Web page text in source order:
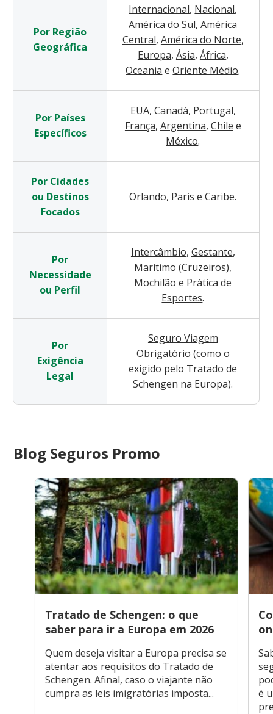
Por Região
Geográfica
Internacional, Nacional,
América do Sul, América
Central, América do Norte,
Europa, Ásia, África,
Oceania e Oriente Médio.
Por Países
Específicos
EUA, Canadá, Portugal,
França, Argentina, Chile e
México.
Por Cidades
ou Destinos
Focados
Orlando, Paris e Caribe.
Por
Necessidade
ou Perfil
Intercâmbio, Gestante,
Marítimo (Cruzeiros),
Mochilão e Prática de
Esportes.
Por
Exigência
Legal
Seguro Viagem
Obrigatório (como o
exigido pelo Tratado de
Schengen na Europa).
Blog Seguros Promo
Tratado de Schengen: o que
saber para ir a Europa em 2026
Quem deseja visitar a Europa precisa se
atentar aos requisitos do Tratado de
Schengen. Afinal, caso o viajante não
cumpra as leis imigratórias imposta...
é